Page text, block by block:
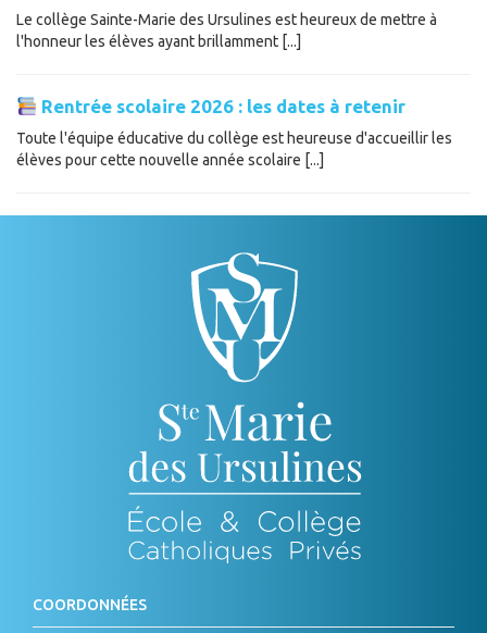
Le collège Sainte-Marie des Ursulines est heureux de mettre à
l'honneur les élèves ayant brillamment [...]
Rentrée scolaire 2026 : les dates à retenir
Toute l'équipe éducative du collège est heureuse d'accueillir les
élèves pour cette nouvelle année scolaire [...]
COORDONNÉES